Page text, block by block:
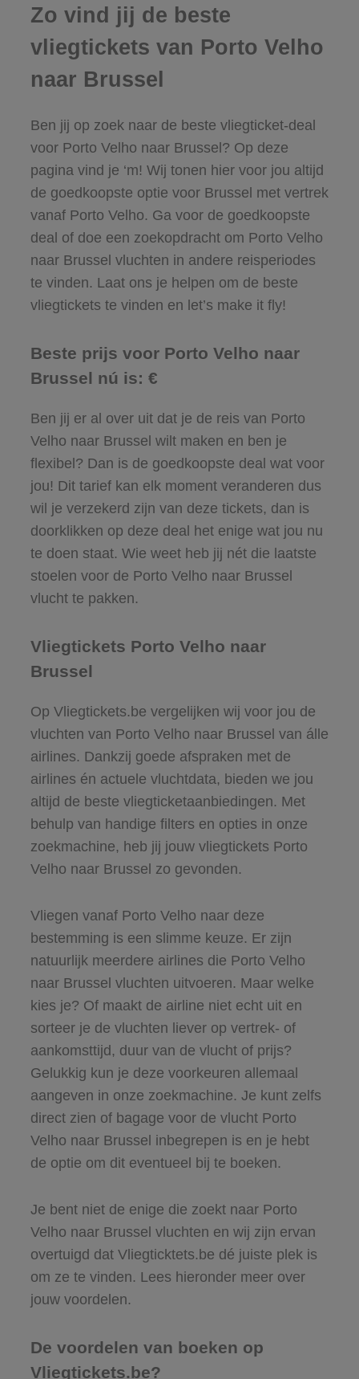
Zo vind jij de beste
vliegtickets van Porto Velho
naar Brussel
Ben jij op zoek naar de beste vliegticket-deal
voor Porto Velho naar Brussel? Op deze
pagina vind je ‘m! Wij tonen hier voor jou altijd
de goedkoopste optie voor Brussel met vertrek
vanaf Porto Velho. Ga voor de goedkoopste
deal of doe een zoekopdracht om Porto Velho
naar Brussel vluchten in andere reisperiodes
te vinden. Laat ons je helpen om de beste
vliegtickets te vinden en let’s make it fly!
Beste prijs voor Porto Velho naar
Brussel nú is: €
Ben jij er al over uit dat je de reis van Porto
Velho naar Brussel wilt maken en ben je
flexibel? Dan is de goedkoopste deal wat voor
jou! Dit tarief kan elk moment veranderen dus
wil je verzekerd zijn van deze tickets, dan is
doorklikken op deze deal het enige wat jou nu
te doen staat. Wie weet heb jij nét die laatste
stoelen voor de Porto Velho naar Brussel
vlucht te pakken.
Vliegtickets Porto Velho naar
Brussel
Op Vliegtickets.be vergelijken wij voor jou de
vluchten van Porto Velho naar Brussel van álle
airlines. Dankzij goede afspraken met de
airlines én actuele vluchtdata, bieden we jou
altijd de beste vliegticketaanbiedingen. Met
behulp van handige filters en opties in onze
zoekmachine, heb jij jouw vliegtickets Porto
Velho naar Brussel zo gevonden.
Vliegen vanaf Porto Velho naar deze
bestemming is een slimme keuze. Er zijn
natuurlijk meerdere airlines die Porto Velho
naar Brussel vluchten uitvoeren. Maar welke
kies je? Of maakt de airline niet echt uit en
sorteer je de vluchten liever op vertrek- of
aankomsttijd, duur van de vlucht of prijs?
Gelukkig kun je deze voorkeuren allemaal
aangeven in onze zoekmachine. Je kunt zelfs
direct zien of bagage voor de vlucht Porto
Velho naar Brussel inbegrepen is en je hebt
de optie om dit eventueel bij te boeken.
Je bent niet de enige die zoekt naar Porto
Velho naar Brussel vluchten en wij zijn ervan
overtuigd dat Vliegticktets.be dé juiste plek is
om ze te vinden. Lees hieronder meer over
jouw voordelen.
De voordelen van boeken op
Vliegtickets.be?